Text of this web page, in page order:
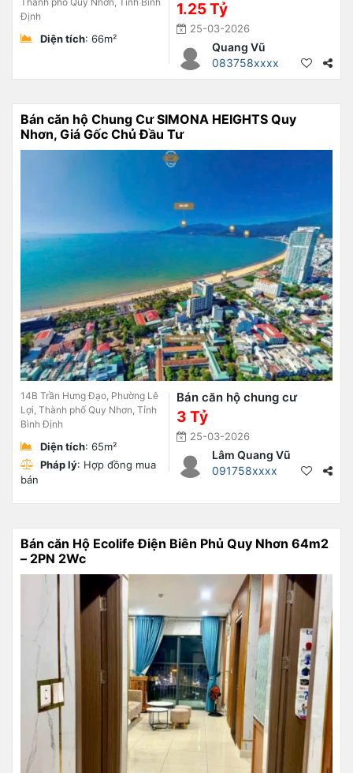
Định
Diện tích: 66m²
1.25 Tỷ
25-03-2026
Quang Vũ
083758xxxx
Bán căn hộ Chung Cư SIMONA HEIGHTS Quy
Nhơn, Giá Gốc Chủ Đầu Tư
14B Trần Hưng Đạo, Phường Lê
Lợi, Thành phố Quy Nhơn, Tỉnh
Bình Định
Diện tích: 65m²
Pháp lý: Hợp đồng mua
bán
Bán căn hộ chung cư
3 Tỷ
25-03-2026
Lâm Quang Vũ
091758xxxx
Bán căn Hộ Ecolife Điện Biên Phủ Quy Nhơn 64m2
– 2PN 2Wc